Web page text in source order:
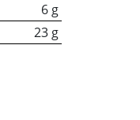
6 g
23 g